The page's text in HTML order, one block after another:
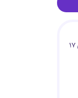
آیین کهن «نوروزبل» - آغاز قرن ۱۷